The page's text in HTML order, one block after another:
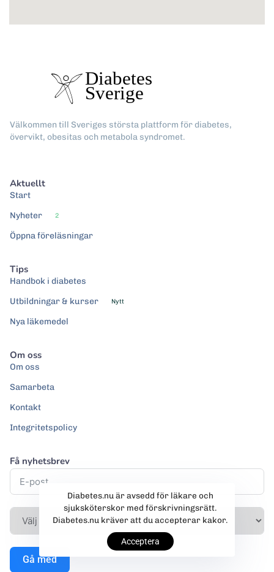
Välkommen till Sveriges största plattform för diabetes,
övervikt, obesitas och metabola syndromet.
Aktuellt
Start
Nyheter
2
Öppna föreläsningar
Tips
Handbok i diabetes
Utbildningar & kurser
Nytt
Nya läkemedel
Om oss
Om oss
Samarbeta
Kontakt
Integritetspolicy
Få nyhetsbrev
Gå med
Diabetes.nu är avsedd för läkare och
sjuksköterskor med förskrivningsrätt.
Diabetes.nu kräver att du accepterar kakor.
Acceptera